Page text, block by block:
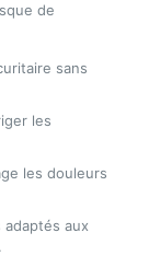
de
sans
les
les douleurs
aux